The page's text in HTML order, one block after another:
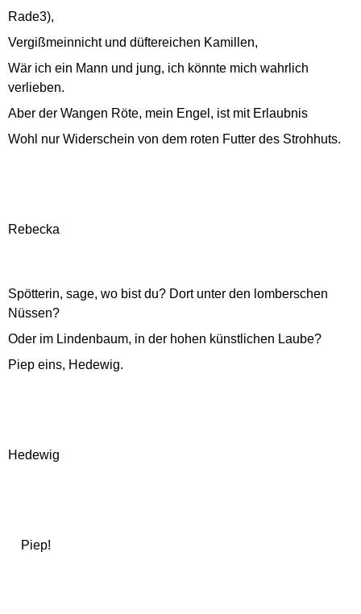
Rade3),
Vergißmeinnicht und düftereichen Kamillen,
Wär ich ein Mann und jung, ich könnte mich wahrlich
verlieben.
Aber der Wangen Röte, mein Engel, ist mit Erlaubnis
Wohl nur Widerschein von dem roten Futter des Strohhuts.
Rebecka
Spötterin, sage, wo bist du? Dort unter den lomberschen
Nüssen?
Oder im Lindenbaum, in der hohen künstlichen Laube?
Piep eins, Hedewig.
Hedewig
Piep!